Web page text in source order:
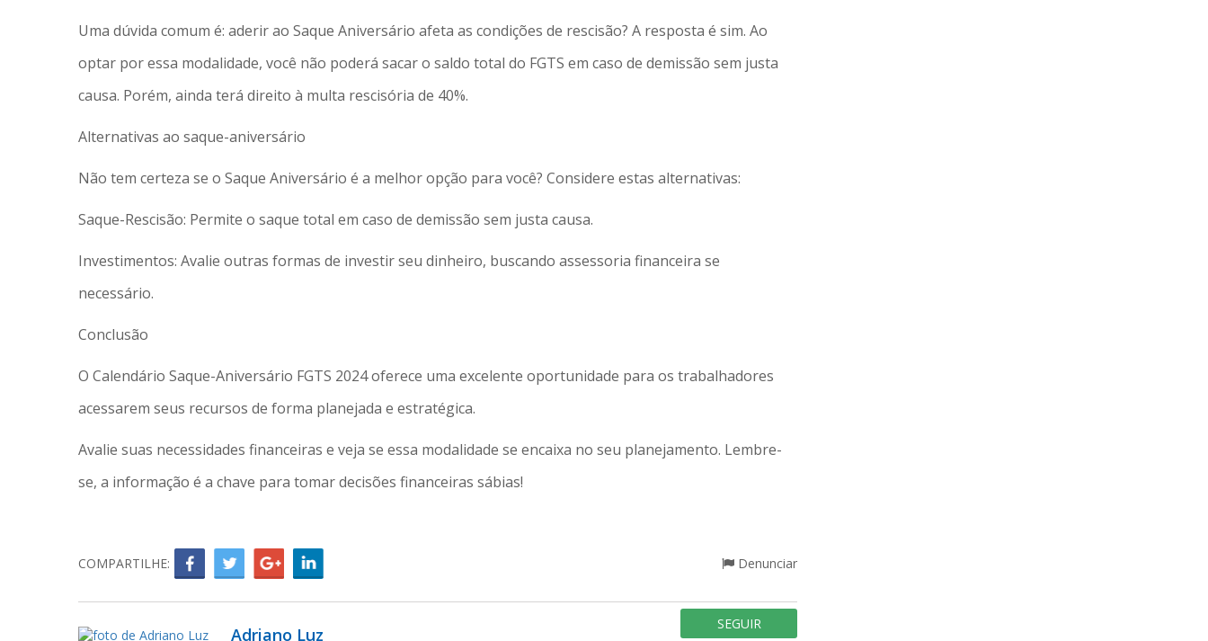
Uma dúvida comum é: aderir ao Saque Aniversário afeta as condições de rescisão? A resposta é sim. Ao
optar por essa modalidade, você não poderá sacar o saldo total do FGTS em caso de demissão sem justa
causa. Porém, ainda terá direito à multa rescisória de 40%.
Alternativas ao saque-aniversário
Não tem certeza se o Saque Aniversário é a melhor opção para você? Considere estas alternativas:
Saque-Rescisão: Permite o saque total em caso de demissão sem justa causa.
Investimentos: Avalie outras formas de investir seu dinheiro, buscando assessoria financeira se
necessário.
Conclusão
O Calendário Saque-Aniversário FGTS 2024 oferece uma excelente oportunidade para os trabalhadores
acessarem seus recursos de forma planejada e estratégica.
Avalie suas necessidades financeiras e veja se essa modalidade se encaixa no seu planejamento. Lembre-
se, a informação é a chave para tomar decisões financeiras sábias!
COMPARTILHE: Denunciar
Adriano Luz
SEGUIR